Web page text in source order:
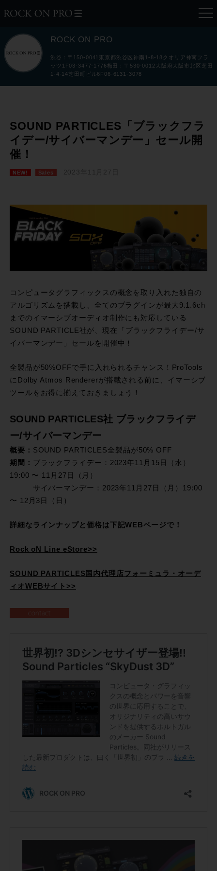
ROCK ON PRO
渋谷：〒150-0041東京都渋谷区神南1-8-18クオリア神南フラ
ッツ1F03-3477-1776梅田：〒530-0012大阪府大阪市北区芝田
1-4-14芝田町ビル6F06-6131-3078
SOUND PARTICLES「ブラックフラ
イデー/サイバーマンデー」セール開
催！
NEW! Sales 2023年11月27日
コンピュータグラフィックスの概念を取り入れた独自の
アルゴリズムを搭載し、全てのプラグインが最大9.1.6ch
までのイマーシブオーディオ制作にも対応している
SOUND PARTICLE社が、現在「ブラックフライデー/サ
イバーマンデー」セールを開催中！
全製品が50%OFFで手に入れられるチャンス！ProTools
にDolby Atmos Rendererが搭載される前に、イマーシブ
ツールをお得に揃えておきましょう！
SOUND PARTICLES社 ブラックフライデ
ー/サイバーマンデー
概要： SOUND PARTICLES全製品が50% OFF
期間： ブラックフライデー：2023年11月15日（水）
19:00 〜 11月27日（月）
サイバーマンデー：2023年11月27日（月）19:00
〜 12月3日（日）
詳細なラインナップと価格は下記WEBページで！
Rock oN Line eStore>>
SOUND PARTICLES国内代理店フォーミュラ・オーデ
ィオWEBサイト>>